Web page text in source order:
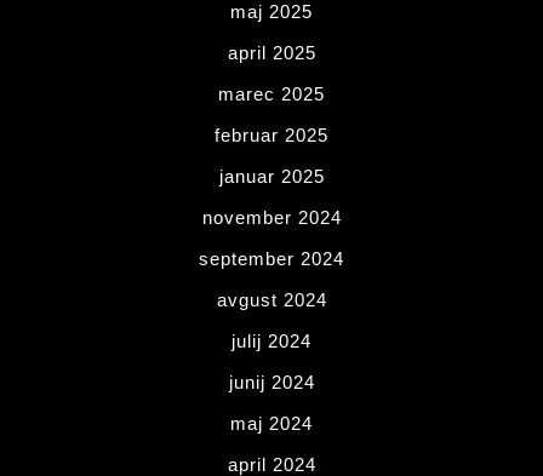
maj 2025
april 2025
marec 2025
februar 2025
januar 2025
november 2024
september 2024
avgust 2024
julij 2024
junij 2024
maj 2024
april 2024